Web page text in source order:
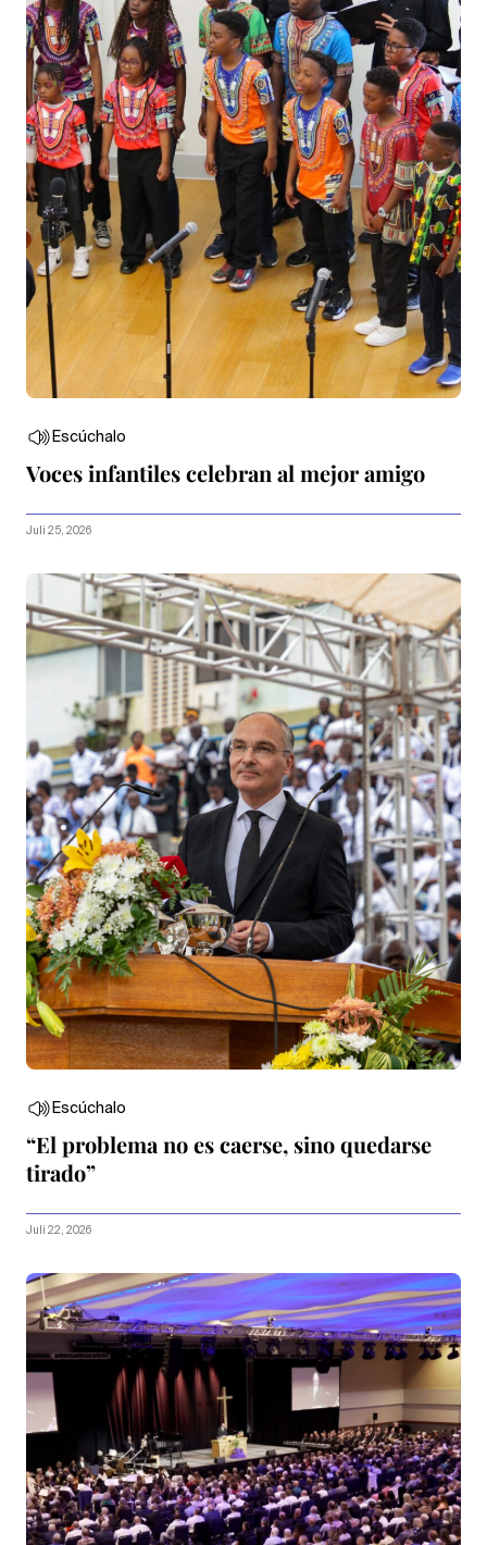
Escúchalo
Voces infantiles celebran al mejor amigo
Juli 25, 2026
Escúchalo
“El problema no es caerse, sino quedarse
tirado”
Juli 22, 2026